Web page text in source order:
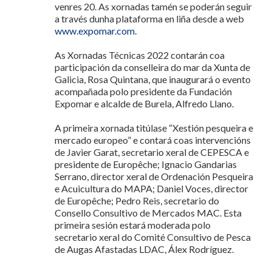
venres 20. As xornadas tamén se poderán seguir
a través dunha plataforma en liña desde a web
www.expomar.com.
As Xornadas Técnicas 2022 contarán coa
participación da conselleira do mar da Xunta de
Galicia, Rosa Quintana, que inaugurará o evento
acompañada polo presidente da Fundación
Expomar e alcalde de Burela, Alfredo Llano.
A primeira xornada titúlase “Xestión pesqueira e
mercado europeo” e contará coas intervencións
de Javier Garat, secretario xeral de CEPESCA e
presidente de Europêche; Ignacio Gandarias
Serrano, director xeral de Ordenación Pesqueira
e Acuicultura do MAPA; Daniel Voces, director
de Europêche; Pedro Reis, secretario do
Consello Consultivo de Mercados MAC. Esta
primeira sesión estará moderada polo
secretario xeral do Comité Consultivo de Pesca
de Augas Afastadas LDAC, Álex Rodríguez.